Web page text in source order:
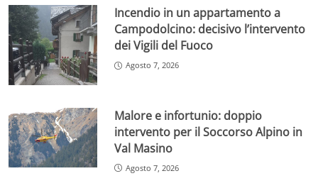
Incendio in un appartamento a
Campodolcino: decisivo l’intervento
dei Vigili del Fuoco
Agosto 7, 2026
Malore e infortunio: doppio
intervento per il Soccorso Alpino in
Val Masino
Agosto 7, 2026